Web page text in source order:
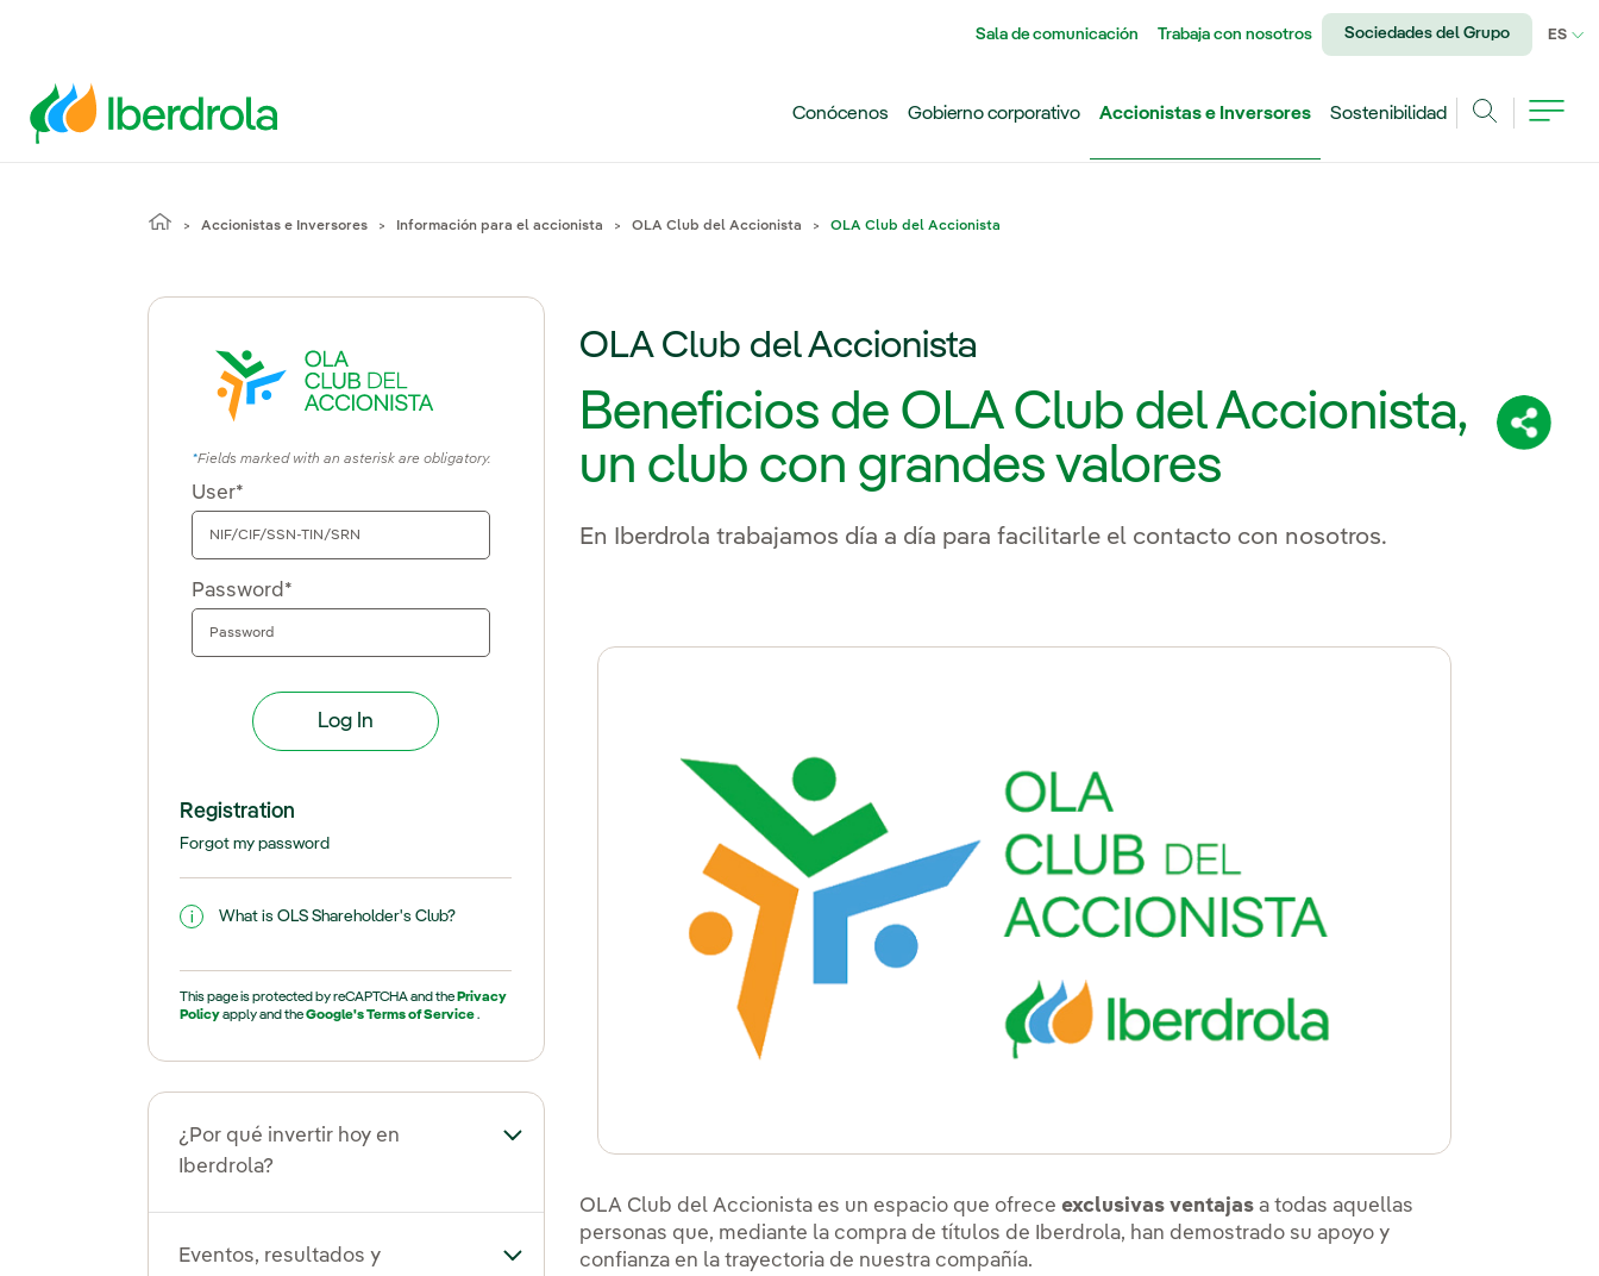
Share:
Sala de comunicación Trabaja con nosotros Sociedades del Grupo ES
Conócenos Gobierno corporativo Accionistas e Inversores
Sostenibilidad
Accionistas e Inversores Información para el accionista OLA Club del Accionista OLA Club del Accionista
Fields marked with an asterisk are obligatory.
User*
Password*
Registration
Forgot my password
What is OLS Shareholder's Club?
This page is protected by reCAPTCHA and the Privacy
Policyapply and theGoogle's Terms of Service.
¿Por qué invertir hoy en
Iberdrola?
Alternar el submenú para ¿Por qué invertir hoy en Iberdrola?
Eventos, resultados y
Alternar el submenú para Eventos, resultados y publicaciones
OLA Club del Accionista
Beneficios de OLA Club del Accionista,
un club con grandes valores
En Iberdrola trabajamos día a día para facilitarle el contacto con nosotros.
OLA Club del Accionista es un espacio que ofreceexclusivas ventajas a todas aquellas
personas que, mediante la compra de títulos de Iberdrola, han demostrado su apoyo y
confianza en la trayectoria de nuestra compañía.